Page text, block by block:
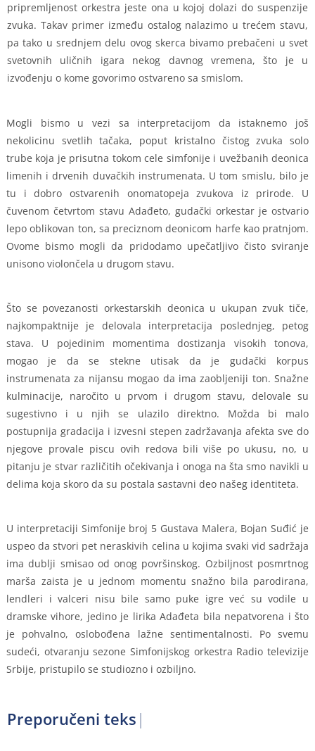
pripremljenost orkestra jeste ona u kojoj dolazi do suspenzije
zvuka. Takav primer između ostalog nalazimo u trećem stavu,
pa tako u srednjem delu ovog skerca bivamo prebačeni u svet
svetovnih uličnih igara nekog davnog vremena, što je u
izvođenju o kome govorimo ostvareno sa smislom.
Mogli bismo u vezi sa interpretacijom da istaknemo još
nekolicinu svetlih tačaka, poput kristalno čistog zvuka solo
trube koja je prisutna tokom cele simfonije i uvežbanih deonica
limenih i drvenih duvačkih instrumenata. U tom smislu, bilo je
tu i dobro ostvarenih onomatopeja zvukova iz prirode. U
čuvenom četvrtom stavu Adađeto, gudački orkestar je ostvario
lepo oblikovan ton, sa preciznom deonicom harfe kao pratnjom.
Ovome bismo mogli da pridodamo upečatljivo čisto sviranje
unisono violončela u drugom stavu.
Što se povezanosti orkestarskih deonica u ukupan zvuk tiče,
najkompaktnije je delovala interpretacija poslednjeg, petog
stava. U pojedinim momentima dostizanja visokih tonova,
mogao je da se stekne utisak da je gudački korpus
instrumenata za nijansu mogao da ima zaobljeniji ton. Snažne
kulminacije, naročito u prvom i drugom stavu, delovale su
sugestivno i u njih se ulazilo direktno. Možda bi malo
postupnija gradacija i izvesni stepen zadržavanja afekta sve do
njegove provale piscu ovih redova bili više po ukusu, no, u
pitanju je stvar različitih očekivanja i onoga na šta smo navikli u
delima koja skoro da su postala sastavni deo našeg identiteta.
U interpretaciji Simfonije broj 5 Gustava Malera, Bojan Suđić je
uspeo da stvori pet neraskivih celina u kojima svaki vid sadržaja
ima dublji smisao od onog površinskog. Ozbiljnost posmrtnog
marša zaista je u jednom momentu snažno bila parodirana,
lendleri i valceri nisu bile samo puke igre već su vodile u
dramske vihore, jedino je lirika Adađeta bila nepatvorena i što
je pohvalno, oslobođena lažne sentimentalnosti. Po svemu
sudeći, otvaranju sezone Simfonijskog orkestra Radio televizije
Srbije, pristupilo se studiozno i ozbiljno.
Preporučeni teksto